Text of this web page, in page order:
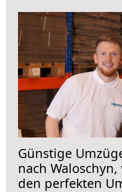
Günstige
nach
den perfekten